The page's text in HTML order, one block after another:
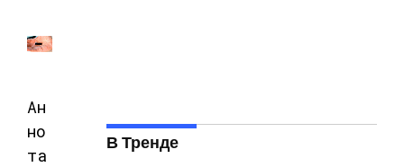
Ан
но
та
В Тренде